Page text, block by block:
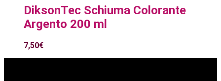
DiksonTec Schiuma Colorante
Argento 200 ml
7,50€